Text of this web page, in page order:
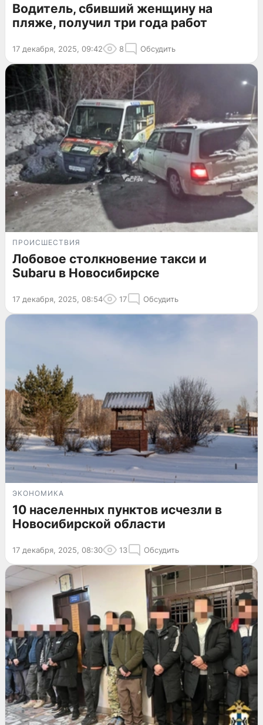
Водитель, сбивший женщину на
пляже, получил три года работ
17 декабря, 2025, 09:42 8 Обсудить
ПРОИСШЕСТВИЯ
Лобовое столкновение такси и
Subaru в Новосибирске
17 декабря, 2025, 08:54 17 Обсудить
ЭКОНОМИКА
10 населенных пунктов исчезли в
Новосибирской области
17 декабря, 2025, 08:30 13 Обсудить